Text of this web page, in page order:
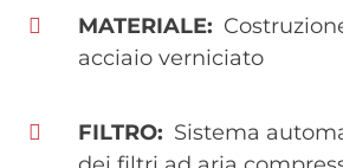
MATERIALE
acciaio verniciato
FILTRO
Sistema